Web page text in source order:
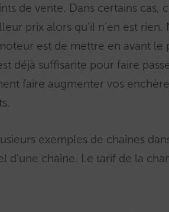
de vente. Dans certains cas,
prix alors qu’il n’en est
est de mettre en avant le
déjà suffisante pour faire
faire augmenter vos
exemples de chaînes
d’une chaîne. Le tarif de la